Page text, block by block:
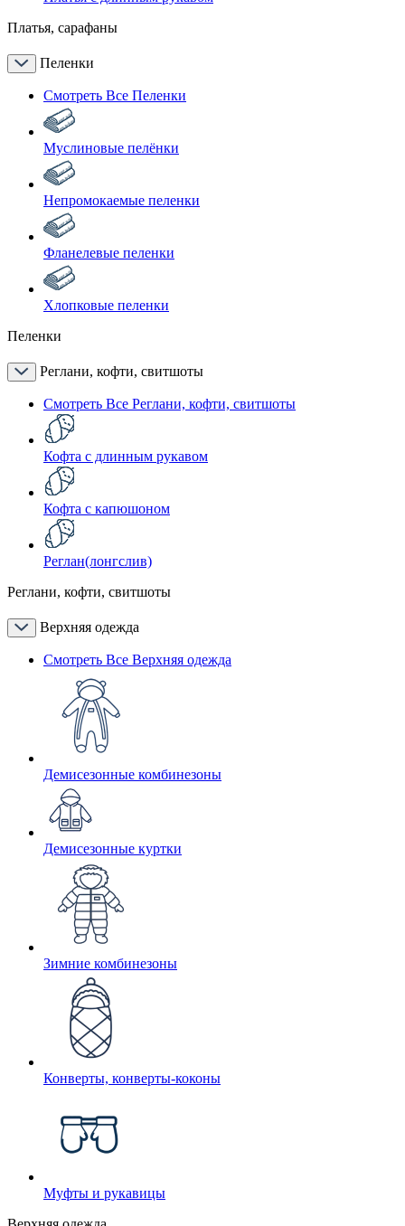
Платья, сарафаны
Пеленки
Смотреть Все Пеленки
Муслиновые пелёнки
Непромокаемые пеленки
Фланелевые пеленки
Хлопковые пеленки
Пеленки
Реглани, кофти, свитшоты
Смотреть Все Реглани, кофти, свитшоты
Кофта с длинным рукавом
Кофта с капюшоном
Реглан(лонгслив)
Реглани, кофти, свитшоты
Верхняя одежда
Смотреть Все Верхняя одежда
Демисезонные комбинезоны
Демисезонные куртки
Зимние комбинезоны
Конверты, конверты-коконы
Муфты и рукавицы